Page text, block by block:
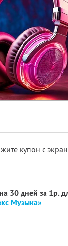
купон с
30 дней за 1р.
Музыка»